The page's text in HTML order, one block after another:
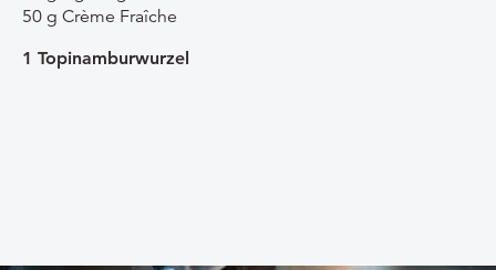
50 g Crème Fraîche
1 Topinamburwurzel